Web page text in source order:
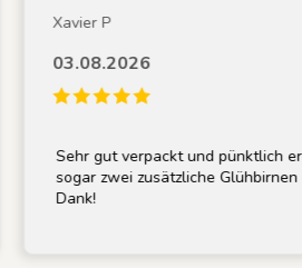
Xavier P
03.08.2026
Sehr gut verpackt und pünktlich
sogar zwei zusätzliche Glühbirnen